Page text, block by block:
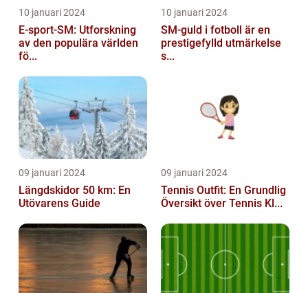
10 januari 2024
E-sport-SM: Utforskning
av den populära världen
fö...
10 januari 2024
SM-guld i fotboll är en
prestigefylld utmärkelse
s...
09 januari 2024
Längdskidor 50 km: En
Utövarens Guide
09 januari 2024
Tennis Outfit: En Grundlig
Översikt över Tennis Kl...